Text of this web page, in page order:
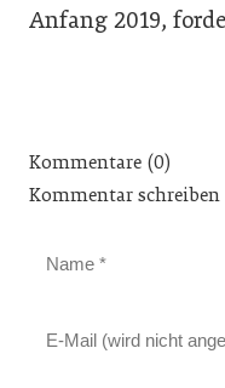
Anfang 2019,
Kommentare (0)
Kommentar schreiben